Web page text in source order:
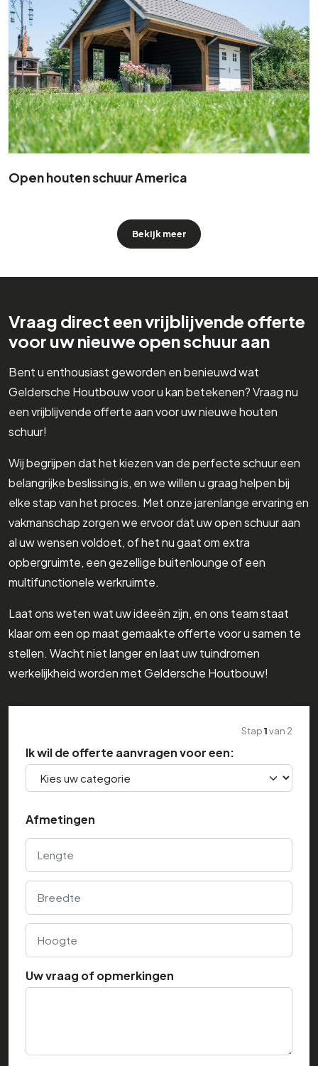
Open houten schuur America
Bekijk meer
Vraag direct een vrijblijvende offerte
voor uw nieuwe open schuur aan
Bent u enthousiast geworden en benieuwd wat
Geldersche Houtbouw voor u kan betekenen? Vraag nu
een vrijblijvende offerte aan voor uw nieuwe houten
schuur!
Wij begrijpen dat het kiezen van de perfecte schuur een
belangrijke beslissing is, en we willen u graag helpen bij
elke stap van het proces. Met onze jarenlange ervaring en
vakmanschap zorgen we ervoor dat uw open schuur aan
al uw wensen voldoet, of het nu gaat om extra
opbergruimte, een gezellige buitenlounge of een
multifunctionele werkruimte.
Laat ons weten wat uw ideeën zijn, en ons team staat
klaar om een op maat gemaakte offerte voor u samen te
stellen. Wacht niet langer en laat uw tuindromen
werkelijkheid worden met Geldersche Houtbouw!
Stap1van 2
Ik wil de offerte aanvragen voor een:
Afmetingen
Lengte
Breedte
Hoogte
Uw vraag of opmerkingen